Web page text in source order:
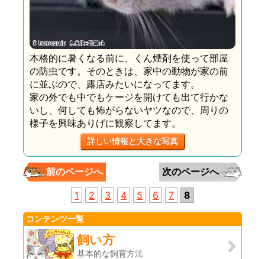
本格的に暑くなる前に、くん煙剤を使って部屋
の防虫です。そのときは、家中の動物が家の前
に並ぶので、露店みたいになってます。
家の外でも中でもケージを開けても出て行かな
いし、何しても怖がらないヤツなので、周りの
様子を興味ありげに観察してます。
詳しい情報と大きな写真
前のページへ
次のページへ
1
2 3 4 5 6 7 8
コンテンツ一覧
飼い方
基本的な飼育方法